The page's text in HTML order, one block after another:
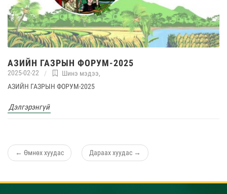
АЗИЙН ГАЗРЫН ФОРУМ-2025
2025-02-22 Шинэ мэдээ,
АЗИЙН ГАЗРЫН ФОРУМ-2025
Дэлгэрэнгүй
← Өмнөх хуудас Дараах хуудас →